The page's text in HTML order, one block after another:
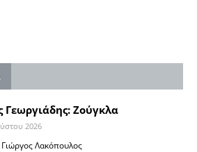
Γεωργιάδης: Ζούγκλα
2026
Λακόπουλος